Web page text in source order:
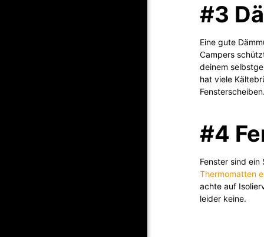
#3
Eine gute
Campers
deinem
hat viele
Fensterscheiben.
#4
Fenster sind
Thermomatten
achte auf
leider keine.